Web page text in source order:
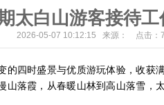
太白山游客接待
2026-05-07 10:12:15 来源： 点击：
的四时盛景与优质游玩体验，收获
山落霞，从春暖山林到高山落雪，